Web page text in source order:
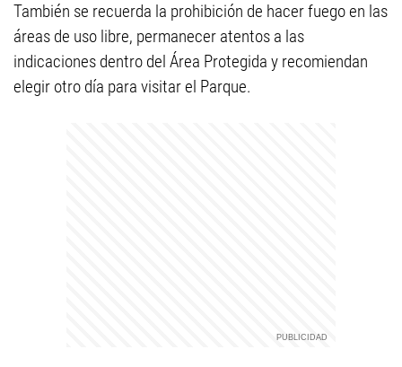
También se recuerda la prohibición de hacer fuego en las
áreas de uso libre, permanecer atentos a las
indicaciones dentro del Área Protegida y recomiendan
elegir otro día para visitar el Parque.